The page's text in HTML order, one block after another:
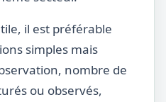
il est préférable
simples mais
nombre de
ou observés,